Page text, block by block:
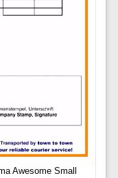
Awesome Small